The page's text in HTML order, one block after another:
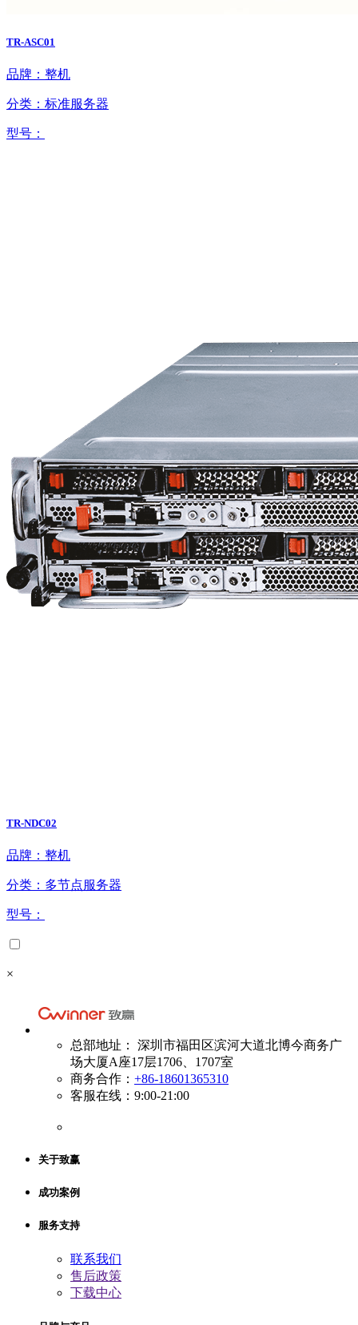
TR-ASC01
品牌：整机
分类：标准服务器
型号：
TR-NDC02
品牌：整机
分类：多节点服务器
型号：
×
总部地址： 深圳市福田区滨河大道北博今商务广
场大厦A座17层1706、1707室
商务合作： +86-18601365310
客服在线：9:00-21:00
关于致赢
成功案例
服务支持
联系我们
售后政策
下载中心